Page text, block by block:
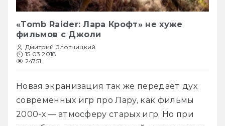
«Tomb Raider: Лара Крофт» не хуже
фильмов с Джоли
Дмитрий Злотницкий
15.03.2018
24751
Новая экранизация так же передаёт дух
современных игр про Лару, как фильмы
2000-х — атмосферу старых игр. Но при